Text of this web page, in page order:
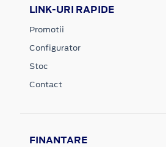
LINK-URI RAPIDE
Promotii
Configurator
Stoc
Contact
FINANTARE